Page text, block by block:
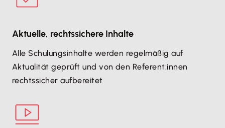
Aktuelle, rechtssichere Inhalte
Alle Schulungsinhalte werden regelmäßig auf
Aktualität geprüft und von den Referent:innen
rechtssicher aufbereitet